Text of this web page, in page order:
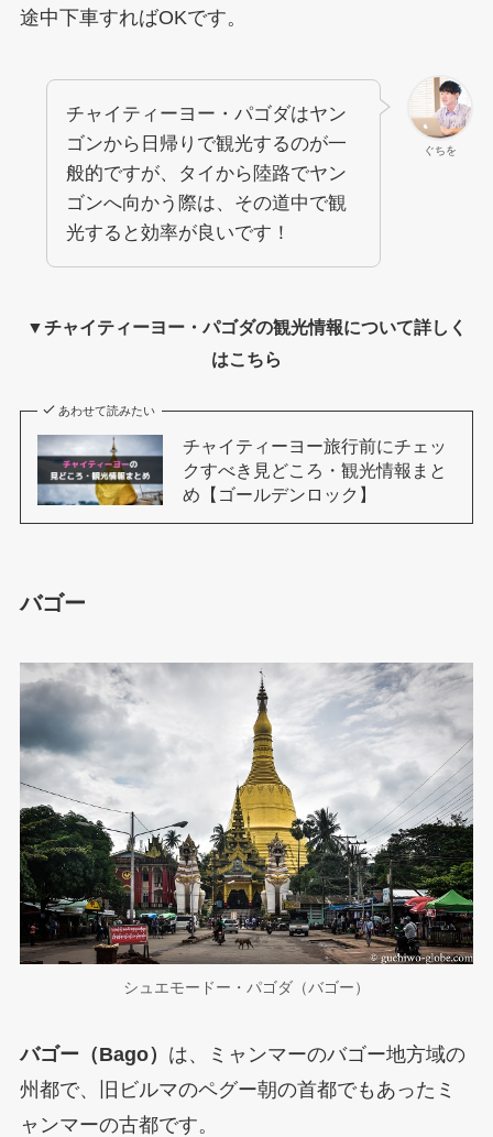
途中下車すればOKです。
ぐちを
チャイティーヨー・パゴダはヤン
ゴンから日帰りで観光するのが一
般的ですが、タイから陸路でヤン
ゴンへ向かう際は、その道中で観
光すると効率が良いです！
▼チャイティーヨー・パゴダの観光情報について詳しく
はこちら
あわせて読みたい
チャイティーヨー旅行前にチェッ
クすべき見どころ・観光情報まと
め【ゴールデンロック】
バゴー
シュエモードー・パゴダ（バゴー）
バゴー（Bago） は、ミャンマーのバゴー地方域の
州都で、旧ビルマのペグー朝の首都でもあったミ
ャンマーの古都です。